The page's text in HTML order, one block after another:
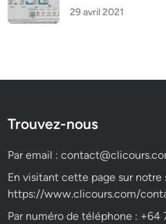
29 avril 2021
Trouvez-nous
Par email :
En visitant cette page sur
https://www.clicours.com/
Par numéro de téléphone : +64